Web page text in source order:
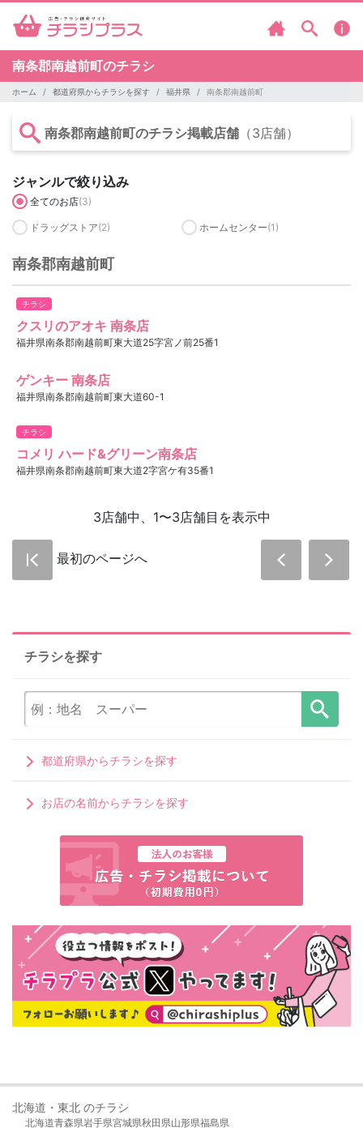
南条郡南越前町のチラシ
ホーム 都道府県からチラシを探す 福井県 南条郡南越前町
南条郡南越前町のチラシ掲載店舗 （3店舗）
ジャンルで絞り込み
全てのお店(3)
ドラッグストア(2) ホームセンター(1)
南条郡南越前町
チラシ
クスリのアオキ 南条店
福井県南条郡南越前町東大道25字宮ノ前25番1
ゲンキー 南条店
福井県南条郡南越前町東大道60-1
チラシ
コメリ ハード&グリーン南条店
福井県南条郡南越前町東大道2字宮ケ有35番1
3店舗中、1〜3店舗目を表示中
最初のページへ
チラシを探す
都道府県からチラシを探す
お店の名前からチラシを探す
北海道・東北 のチラシ
北海道青森県岩手県宮城県秋田県山形県福島県